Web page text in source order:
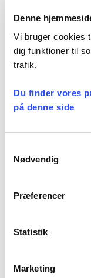
Denne
Vi bruger cookies
dig funktioner til
trafik.
Du finder vores
på denne side
Nødvendig
Præferencer
Statistik
Marketing
Udvalget
traditionelle
lokale sogn
Se
Kategorier: